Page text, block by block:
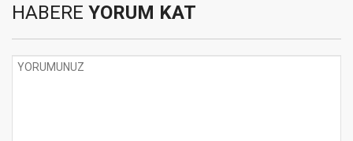
HABERE YORUM KAT